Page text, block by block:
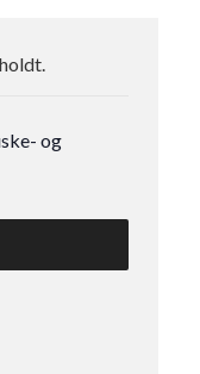
og